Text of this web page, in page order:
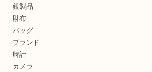
銀製品
財布
バッグ
ブランド
時計
カメラ